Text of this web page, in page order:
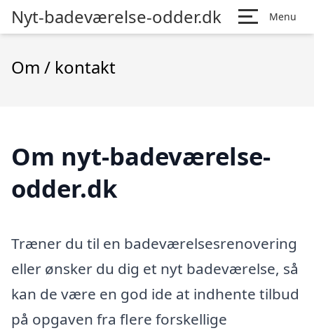
Nyt-badeværelse-odder.dk Menu
Om / kontakt
Om nyt-badeværelse-
odder.dk
Træner du til en badeværelsesrenovering
eller ønsker du dig et nyt badeværelse, så
kan de være en god ide at indhente tilbud
på opgaven fra flere forskellige